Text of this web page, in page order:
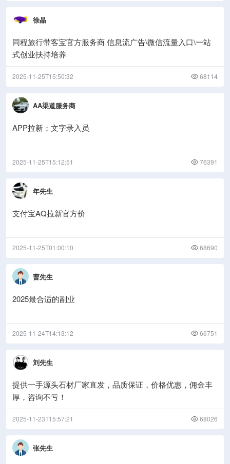
徐晶
同程旅行带客宝官方服务商 信息流广告\微信流量入口\一站
式创业扶持培养
2025-11-25T15:50:32 68114
AA渠道服务商
APP拉新；文字录入员
2025-11-25T15:12:51 76391
年先生
支付宝AQ拉新官方价
2025-11-25T01:00:10 68690
曹先生
2025最合适的副业
2025-11-24T14:13:12 66751
刘先生
提供一手源头石材厂家直发，品质保证，价格优惠，佣金丰
厚，咨询不亏！
2025-11-23T15:57:21 68026
张先生